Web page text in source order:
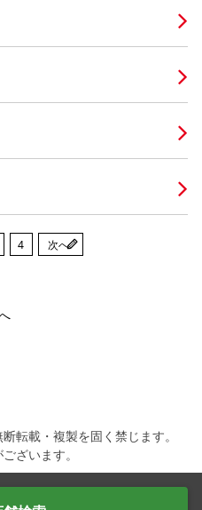
4 次へ
転載・複製を固く禁じます。
ざいます。